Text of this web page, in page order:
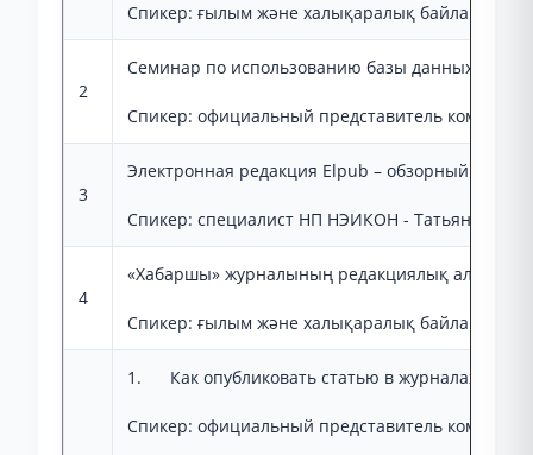
Спикер: ғылым және халықаралық байланыстар
2
Семинар по использованию базы данных Web
Спикер: официальный представитель
3
Электронная редакция Elpub – обзорный
Спикер: специалист НП НЭИКОН - Татьяна
4
«Хабаршы» журналының редакциялық алқа
Спикер: ғылым және халықаралық байланыстар
1. Как опубликовать статью в журналах WoS и
Спикер: официальный представитель